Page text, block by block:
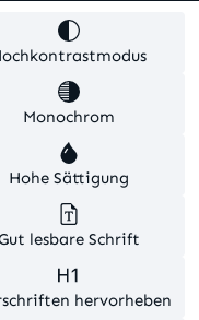
zzgl.
sind
Gewähr.
Theme by
Monochrom
Hohe Sättigung
lesbare Schrift
hervorheben
eine bestmögliche